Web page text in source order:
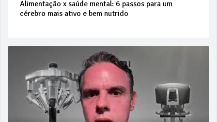
Alimentação x saúde mental: 6 passos para um
cérebro mais ativo e bem nutrido